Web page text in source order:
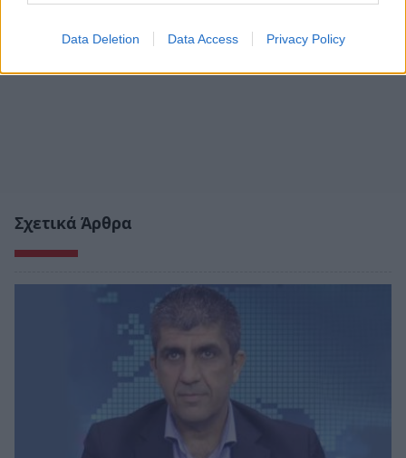
Data Deletion Data Access Privacy Policy
Σχετικά Άρθρα